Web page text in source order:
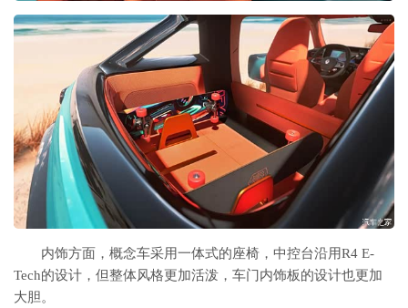
内饰方面，概念车采用一体式的座椅，中控台沿用R4 E-
Tech的设计，但整体风格更加活泼，车门内饰板的设计也更加
大胆。